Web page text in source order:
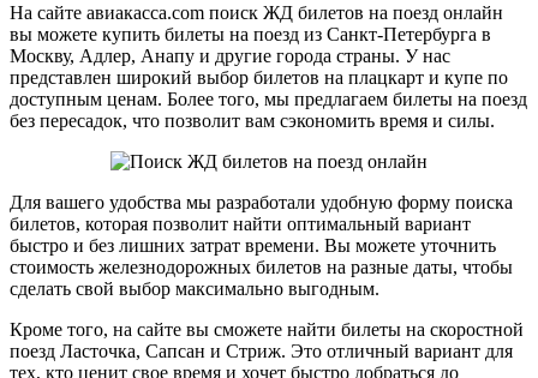
На сайте авиакасса.com поиск ЖД билетов на поезд онлайн
вы можете купить билеты на поезд из Санкт-Петербурга в
Москву, Адлер, Анапу и другие города страны. У нас
представлен широкий выбор билетов на плацкарт и купе по
доступным ценам. Более того, мы предлагаем билеты на поезд
без пересадок, что позволит вам сэкономить время и силы.
Для вашего удобства мы разработали удобную форму поиска
билетов, которая позволит найти оптимальный вариант
быстро и без лишних затрат времени. Вы можете уточнить
стоимость железнодорожных билетов на разные даты, чтобы
сделать свой выбор максимально выгодным.
Кроме того, на сайте вы сможете найти билеты на скоростной
поезд Ласточка, Сапсан и Стриж. Это отличный вариант для
тех, кто ценит свое время и хочет быстро добраться до